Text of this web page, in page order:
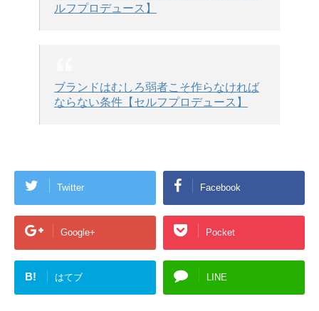
ルフプロデュース】
ブランドはむしろ弱者こそ作らなければ
ならない条件【セルフプロデュース】
Twitter Facebook
Google+ Pocket
B! はてブ LINE